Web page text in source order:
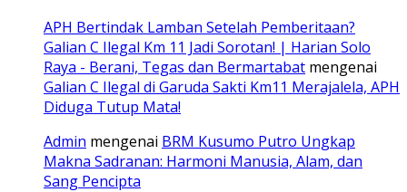
APH Bertindak Lamban Setelah Pemberitaan?
Galian C Ilegal Km 11 Jadi Sorotan! | Harian Solo
Raya - Berani, Tegas dan Bermartabat mengenai
Galian C Ilegal di Garuda Sakti Km11 Merajalela, APH
Diduga Tutup Mata!
Admin mengenai BRM Kusumo Putro Ungkap
Makna Sadranan: Harmoni Manusia, Alam, dan
Sang Pencipta